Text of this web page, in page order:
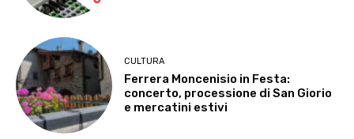
CULTURA
Ferrera Moncenisio in Festa:
concerto, processione di San Giorio
e mercatini estivi